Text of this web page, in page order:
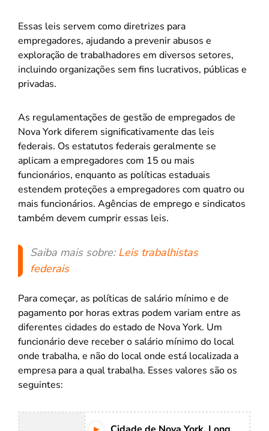
Essas leis servem como diretrizes para
empregadores, ajudando a prevenir abusos e
exploração de trabalhadores em diversos setores,
incluindo organizações sem fins lucrativos, públicas e
privadas.
As regulamentações de gestão de empregados de
Nova York diferem significativamente das leis
federais. Os estatutos federais geralmente se
aplicam a empregadores com 15 ou mais
funcionários, enquanto as políticas estaduais
estendem proteções a empregadores com quatro ou
mais funcionários. Agências de emprego e sindicatos
também devem cumprir essas leis.
Saiba mais sobre: Leis trabalhistas
federais
Para começar, as políticas de salário mínimo e de
pagamento por horas extras podem variam entre as
diferentes cidades do estado de Nova York. Um
funcionário deve receber o salário mínimo do local
onde trabalha, e não do local onde está localizada a
empresa para a qual trabalha. Esses valores são os
seguintes: